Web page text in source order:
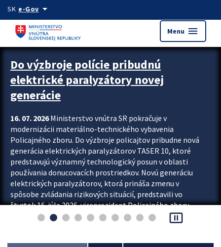
Preskocit na hlavný obsah
SK e-Govarrow_drop_down
Menu menu
Zastavit automatický posun upútavok
Do výzbroje polície pribudnú
elektrické paralyzátory novej
generácie
16. 07. 2026Ministerstvo vnútra SR pokračuje v
modernizácii materiálno-technického vybavenia
Policajného zboru. Do výzbroje policajtov pribudne nová
generácia elektrických paralyzátorov TASER 10, ktoré
predstavujú významný technologický posun v oblasti
používania donucovacích prostriedkov. Novú generáciu
elektrických paralyzátorov, ktorá prináša zmenu v
spôsobe zvládania rizikových situácií, predstavili vo
štvrtok 16. júla 2026 viceprezident Policajného zboru
Rastislav Polakovič a riaditeľ odboru výcviku...
pause_presentation